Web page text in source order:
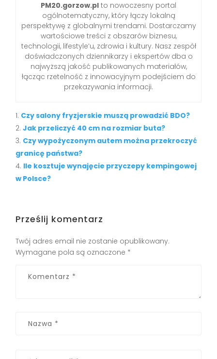
PM20.gorzow.pl to nowoczesny portal
ogólnotematyczny, który łączy lokalną
perspektywę z globalnymi trendami. Dostarczamy
wartościowe treści z obszarów biznesu,
technologii, lifestyle’u, zdrowia i kultury. Nasz zespół
doświadczonych dziennikarzy i ekspertów dba o
najwyższą jakość publikowanych materiałów,
łącząc rzetelność z innowacyjnym podejściem do
przekazywania informacji.
Czy salony fryzjerskie muszą prowadzić BDO?
Jak przeliczyć 40 cm na rozmiar buta?
Czy wypożyczonym autem można przekroczyć
granicę państwa?
Ile kosztuje wynajęcie przyczepy kempingowej
w Polsce?
Prześlij komentarz
Twój adres email nie zostanie opublikowany.
Wymagane pola są oznaczone *